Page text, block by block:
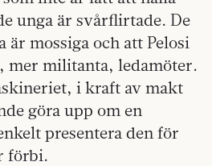
unga är svårflirtade. De
mossiga och att Pelosi
mer militanta, ledamöter.
i kraft av makt
göra upp om en
presentera den för
förbi.